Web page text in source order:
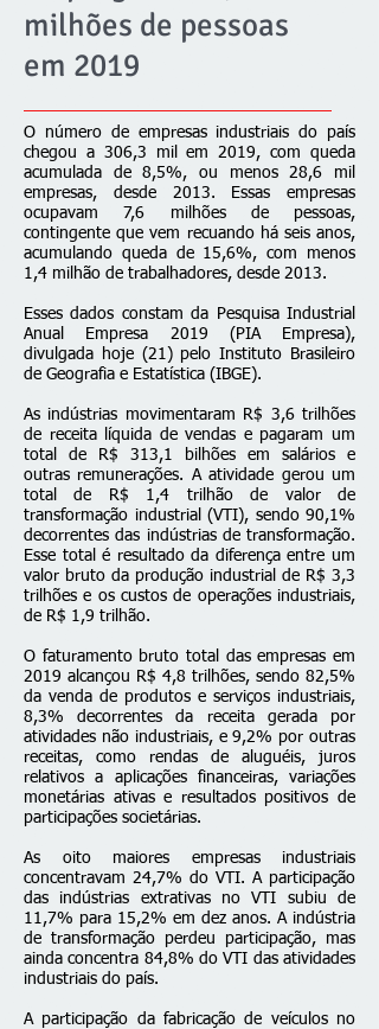
milhões de pessoas
em 2019
O número de empresas industriais do país
chegou a 306,3 mil em 2019, com queda
acumulada de 8,5%, ou menos 28,6 mil
empresas, desde 2013. Essas empresas
ocupavam 7,6 milhões de pessoas,
contingente que vem recuando há seis anos,
acumulando queda de 15,6%, com menos
1,4 milhão de trabalhadores, desde 2013.
Esses dados constam da Pesquisa Industrial
Anual Empresa 2019 (PIA Empresa),
divulgada hoje (21) pelo Instituto Brasileiro
de Geografia e Estatística (IBGE).
As indústrias movimentaram R$ 3,6 trilhões
de receita líquida de vendas e pagaram um
total de R$ 313,1 bilhões em salários e
outras remunerações. A atividade gerou um
total de R$ 1,4 trilhão de valor de
transformação industrial (VTI), sendo 90,1%
decorrentes das indústrias de transformação.
Esse total é resultado da diferença entre um
valor bruto da produção industrial de R$ 3,3
trilhões e os custos de operações industriais,
de R$ 1,9 trilhão.
O faturamento bruto total das empresas em
2019 alcançou R$ 4,8 trilhões, sendo 82,5%
da venda de produtos e serviços industriais,
8,3% decorrentes da receita gerada por
atividades não industriais, e 9,2% por outras
receitas, como rendas de aluguéis, juros
relativos a aplicações financeiras, variações
monetárias ativas e resultados positivos de
participações societárias.
As oito maiores empresas industriais
concentravam 24,7% do VTI. A participação
das indústrias extrativas no VTI subiu de
11,7% para 15,2% em dez anos. A indústria
de transformação perdeu participação, mas
ainda concentra 84,8% do VTI das atividades
industriais do país.
A participação da fabricação de veículos no